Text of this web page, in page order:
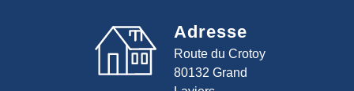
Adresse
Route du Crotoy
80132 Grand